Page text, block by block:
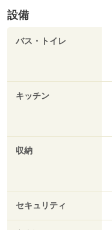
設備
バス・トイレ
キッチン
収納
セキュリティ